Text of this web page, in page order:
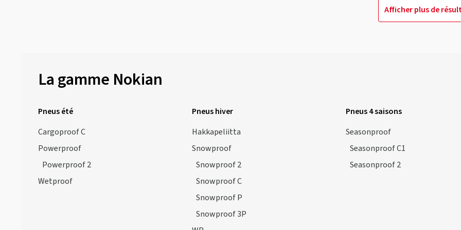
Afficher plus de
La gamme Nokian
Pneus été
Cargoproof C
Powerproof
Powerproof 2
Wetproof
Pneus hiver
Hakkapeliitta
Snowproof
Snowproof 2
Snowproof C
Snowproof P
Snowproof 3P
Pneus 4 saisons
Seasonproof
Seasonproof C1
Seasonproof 2